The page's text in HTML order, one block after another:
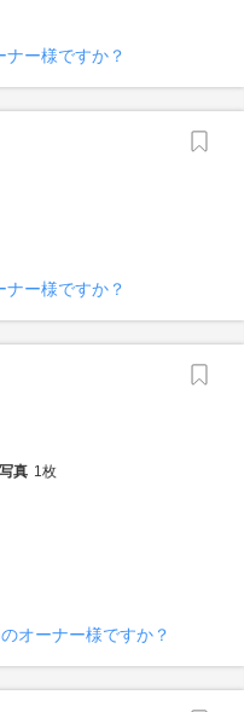
ー様ですか？
ナー様ですか？
写真 1枚
オーナー様ですか？